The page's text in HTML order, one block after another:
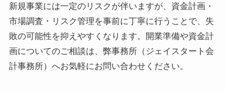
新規事業には一定のリスクが伴いますが、資金計画・
市場調査・リスク管理を事前に丁寧に行うことで、失
敗の可能性を抑えやすくなります。開業準備や資金計
画についてのご相談は、弊事務所（ジェイスタート会
計事務所）へお気軽にお問い合わせください。